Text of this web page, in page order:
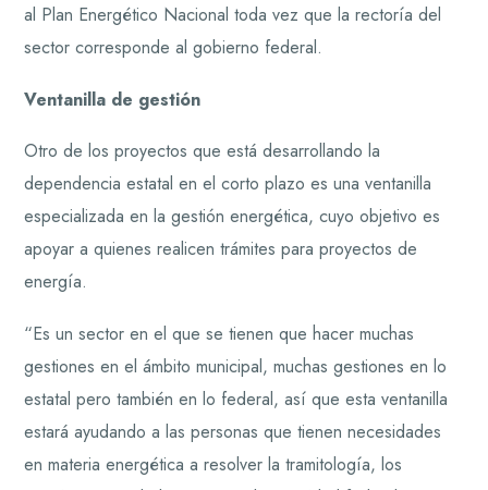
al Plan Energético Nacional toda vez que la rectoría del
sector corresponde al gobierno federal.
Ventanilla de gestión
Otro de los proyectos que está desarrollando la
dependencia estatal en el corto plazo es una ventanilla
especializada en la gestión energética, cuyo objetivo es
apoyar a quienes realicen trámites para proyectos de
energía.
“Es un sector en el que se tienen que hacer muchas
gestiones en el ámbito municipal, muchas gestiones en lo
estatal pero también en lo federal, así que esta ventanilla
estará ayudando a las personas que tienen necesidades
en materia energética a resolver la tramitología, los